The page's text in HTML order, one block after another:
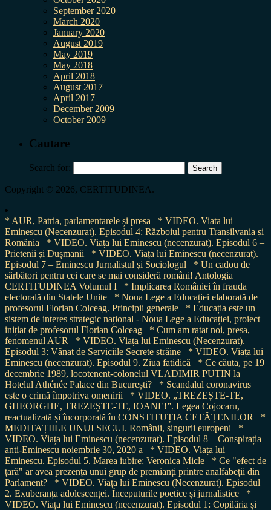
September 2020
March 2020
January 2020
August 2019
May 2019
May 2018
April 2018
August 2017
April 2017
December 2009
October 2009
Cautare
Search for:
Copyright © 2026, CERTITUDINEA.
* AUR, Patria, parlamentarele și presa
* VIDEO. Viata lui
Eminescu (Necenzurat). Episodul 4: Războiul pentru Transilvania și
România
* VIDEO. Viața lui Eminescu (necenzurat). Episodul 6 –
Prietenii și Dușmanii
* VIDEO. Viața lui Eminescu (necenzurat).
Episodul 7 – Eminescu Jurnalistul și Sociologul
* Un cadou de
sărbători pentru cei care se mai consideră români! Antologia
CERTITUDINEA Volumul I
* Implicarea României în frauda
electorală din Statele Unite
* Noua Lege a Educației elaborată de
profesorul Florian Colceag. Principii generale
* Educația este un
sistem de interes strategic național - Noua Lege a Educației, proiect
inițiat de profesorul Florian Colceag
* Cum am ratat noi, presa,
fenomenul AUR
* VIDEO. Viața lui Eminescu (Necenzurat).
Episodul 3: Vânat de Serviciile Secrete străine
* VIDEO. Viața lui
Eminescu (necenzurat). Episodul 9. Ziua fatidică
* Ce căuta, pe 19
decembrie 1989, locotenent-colonelul VLADIMIR PUTIN la
Hotelul Athénée Palace din București?
* Scandalul coronavirus
este o crimă împotriva omenirii
* VIDEO. „TREZEȘTE-TE,
GHEORGHE, TREZEȘTE-TE, IOANE!”. Legea Cojocaru,
reactualizată și încorporată în CONSTITUȚIA CETĂȚENILOR
*
MEDITAȚIILE UNUI SECUI. Românii, singurii europeni
*
VIDEO. Viața lui Eminescu (necenzurat). Episodul 8 – Conspirația
anti-Eminescu noiembrie 30, 2020 a
* VIDEO. Viața lui
Eminescu. Episodul 5. Marea iubire: Veronica Micle
* Ce "efect de
țară" ar avea prezența unui grup de premianți printre analfabeții din
Parlament?
* VIDEO. Viața lui Eminescu (Necenzurat). Episodul
2. Exuberanța adolescenței. Începuturile poetice și jurnalistice
*
VIDEO. Viața lui Eminescu (necenzurat). Episodul 1: Copilăria și